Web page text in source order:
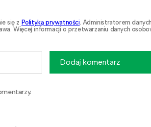
się z Polityką prywatności . Administratorem
Więcej informacji o przetwarzaniu danych
Dodaj komentarz